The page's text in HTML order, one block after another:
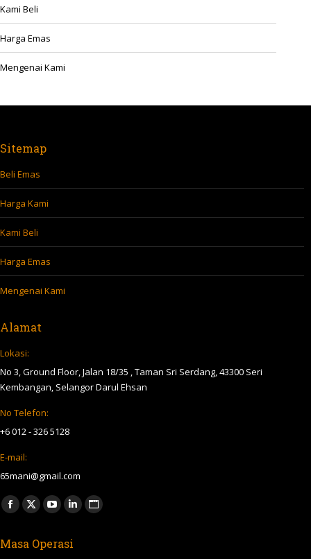
Kami Beli
Harga Emas
Mengenai Kami
Sitemap
Beli Emas
Harga Kami
Kami Beli
Harga Emas
Mengenai Kami
Alamat
Lokasi:
No 3, Ground Floor, Jalan 18/35 , Taman Sri Serdang, 43300 Seri
Kembangan, Selangor Darul Ehsan
No Telefon:
+6 012 - 326 5128
E-mail:
65mani@gmail.com
Find us on:
Facebook
opens
X
opens
YouTube
opens
Linkedin
opens
Website
Masa Operasi